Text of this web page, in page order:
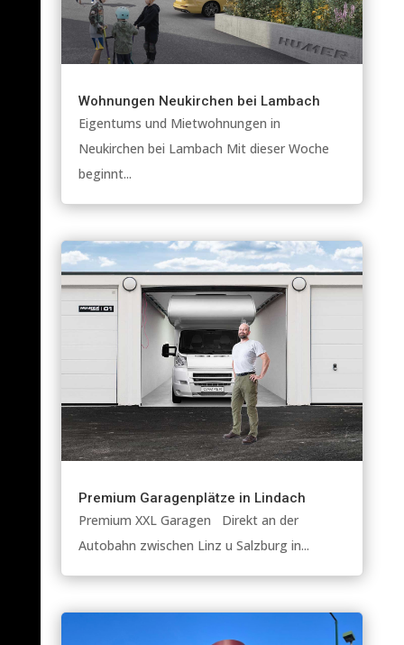
Wohnungen Neukirchen bei Lambach
Eigentums und Mietwohnungen in
Neukirchen bei Lambach Mit dieser Woche
beginnt...
Premium Garagenplätze in Lindach
Premium XXL Garagen Direkt an der
Autobahn zwischen Linz u Salzburg in...